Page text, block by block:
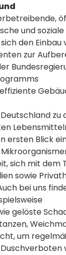
und soziale
den Einbau
zur
zu
ersten Blick
sich mit
sowie
bei uns
gelöste
um